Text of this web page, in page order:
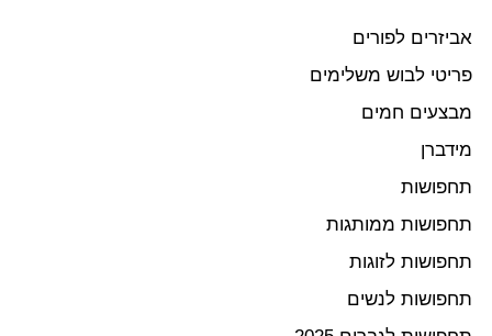
אביזרים לפורים
פריטי לבוש משלימים
מבצעים חמים
מידברן
תחפושות
תחפושות ממותגות
תחפושות לזוגות
תחפושות לנשים